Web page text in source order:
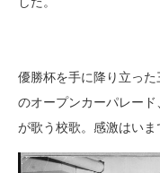
優勝杯を手に降り立っ
のオープンカーパレー
が歌う校歌。感激はいま